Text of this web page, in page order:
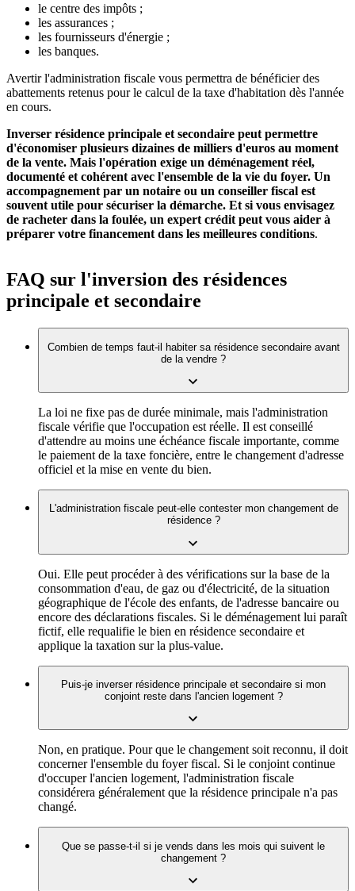
le centre des impôts ;
les assurances ;
les fournisseurs d'énergie ;
les banques.
Avertir l'administration fiscale vous permettra de bénéficier des
abattements retenus pour le calcul de la taxe d'habitation dès l'année
en cours.
Inverser résidence principale et secondaire peut permettre
d'économiser plusieurs dizaines de milliers d'euros au moment
de la vente. Mais l'opération exige un déménagement réel,
documenté et cohérent avec l'ensemble de la vie du foyer. Un
accompagnement par un notaire ou un conseiller fiscal est
souvent utile pour sécuriser la démarche. Et si vous envisagez
de racheter dans la foulée, un expert crédit peut vous aider à
préparer votre financement dans les meilleures conditions.
FAQ sur l'inversion des résidences
principale et secondaire
Combien de temps faut-il habiter sa résidence secondaire avant
de la vendre ?
La loi ne fixe pas de durée minimale, mais l'administration
fiscale vérifie que l'occupation est réelle. Il est conseillé
d'attendre au moins une échéance fiscale importante, comme
le paiement de la taxe foncière, entre le changement d'adresse
officiel et la mise en vente du bien.
L'administration fiscale peut-elle contester mon changement de
résidence ?
Oui. Elle peut procéder à des vérifications sur la base de la
consommation d'eau, de gaz ou d'électricité, de la situation
géographique de l'école des enfants, de l'adresse bancaire ou
encore des déclarations fiscales. Si le déménagement lui paraît
fictif, elle requalifie le bien en résidence secondaire et
applique la taxation sur la plus-value.
Puis-je inverser résidence principale et secondaire si mon
conjoint reste dans l'ancien logement ?
Non, en pratique. Pour que le changement soit reconnu, il doit
concerner l'ensemble du foyer fiscal. Si le conjoint continue
d'occuper l'ancien logement, l'administration fiscale
considérera généralement que la résidence principale n'a pas
changé.
Que se passe-t-il si je vends dans les mois qui suivent le
changement ?